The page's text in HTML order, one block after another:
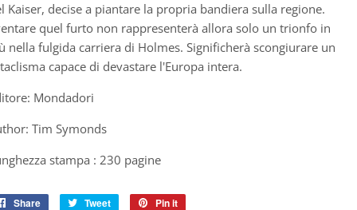
Kaiser, decise a piantare la propria bandiera sulla regione.
quel furto non rappresenterà allora solo un trionfo in
nella fulgida carriera di Holmes. Significherà scongiurare un
capace di devastare l'Europa intera.
Mondadori
Tim Symonds
stampa : 230 pagine
Share
Share
Tweet
Tweet
Pin it